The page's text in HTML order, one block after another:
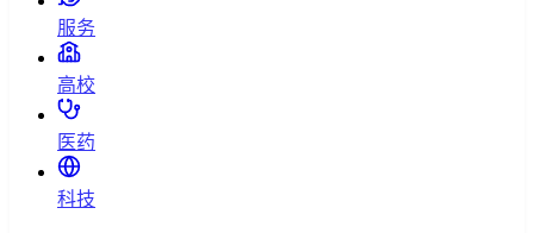
服务
高校
医药
科技